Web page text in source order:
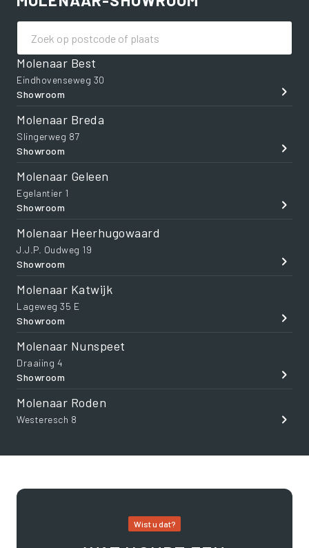
Molenaar Best
Eindhovenseweg 30
Showroom
Molenaar Breda
Slingerweg 87
Showroom
Molenaar Geleen
Egelantier 1
Showroom
Molenaar Heerhugowaard
J.J.P. Oudweg 19
Showroom
Molenaar Katwijk
Lageweg 35 E
Showroom
Molenaar Nunspeet
Draaiing 4
Showroom
Molenaar Roden
Westeresch 8
Wist u dat?